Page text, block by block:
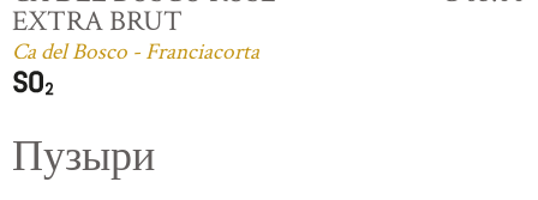
EXTRA BRUT
Ca del Bosco - Franciacorta
Пузыри